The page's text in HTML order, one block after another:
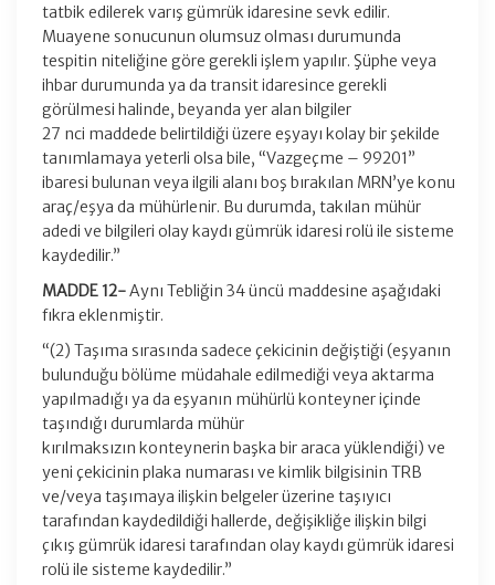
tatbik edilerek varış gümrük idaresine sevk edilir.
Muayene sonucunun olumsuz olması durumunda
tespitin niteliğine göre gerekli işlem yapılır. Şüphe veya
ihbar durumunda ya da transit idaresince gerekli
görülmesi halinde, beyanda yer alan bilgiler
27 nci maddede belirtildiği üzere eşyayı kolay bir şekilde
tanımlamaya yeterli olsa bile, “Vazgeçme – 99201”
ibaresi bulunan veya ilgili alanı boş bırakılan MRN’ye konu
araç/eşya da mühürlenir. Bu durumda, takılan mühür
adedi ve bilgileri olay kaydı gümrük idaresi rolü ile sisteme
kaydedilir.”
MADDE 12-Aynı Tebliğin 34 üncü maddesine aşağıdaki
fıkra eklenmiştir.
“(2) Taşıma sırasında sadece çekicinin değiştiği (eşyanın
bulunduğu bölüme müdahale edilmediği veya aktarma
yapılmadığı ya da eşyanın mühürlü konteyner içinde
taşındığı durumlarda mühür
kırılmaksızın konteynerin başka bir araca yüklendiği) ve
yeni çekicinin plaka numarası ve kimlik bilgisinin TRB
ve/veya taşımaya ilişkin belgeler üzerine taşıyıcı
tarafından kaydedildiği hallerde, değişikliğe ilişkin bilgi
çıkış gümrük idaresi tarafından olay kaydı gümrük idaresi
rolü ile sisteme kaydedilir.”